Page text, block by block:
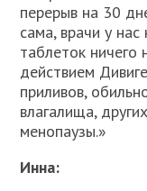
перерыв на 30
сама, врачи у
таблеток
действием
приливов,
влагалища,
менопаузы.»
Инна: